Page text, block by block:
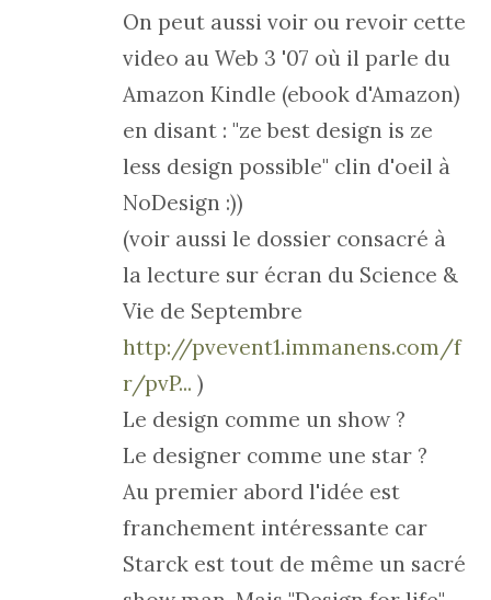
On peut aussi voir ou revoir cette
video au Web 3 '07 où il parle du
Amazon Kindle (ebook d'Amazon)
en disant : "ze best design is ze
less design possible" clin d'oeil à
NoDesign :))
(voir aussi le dossier consacré à
la lecture sur écran du Science &
Vie de Septembre
http://pvevent1.immanens.com/f
r/pvP... )
Le design comme un show ?
Le designer comme une star ?
Au premier abord l'idée est
franchement intéressante car
Starck est tout de même un sacré